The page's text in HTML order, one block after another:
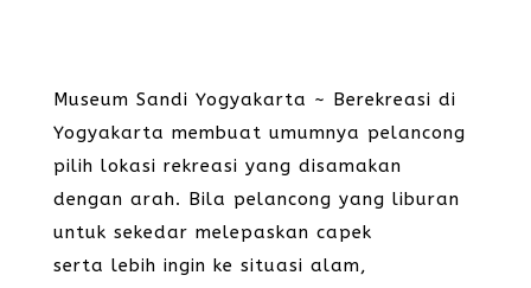
Museum Sandi Yogyakarta ~ Berekreasi di
Yogyakarta membuat umumnya pelancong
pilih lokasi rekreasi yang disamakan
dengan arah. Bila pelancong yang liburan
untuk sekedar melepaskan capek
serta lebih ingin ke situasi alam,